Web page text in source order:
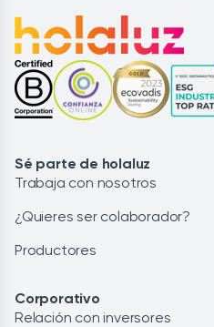
Sé parte de holaluz
Trabaja con nosotros
¿Quieres ser colaborador?
Productores
Corporativo
Relación con inversores